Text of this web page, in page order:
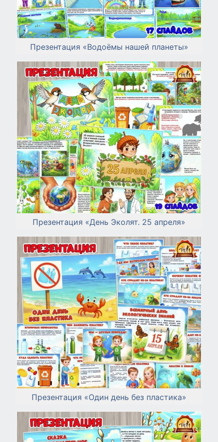
Презентация «Водоёмы нашей планеты»
Презентация «День Эколят. 25 апреля»
Презентация «Один день без пластика»